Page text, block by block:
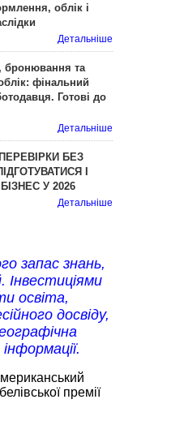
облік і
Детальніше
бронювання та
фінальний
Готові до
Детальніше
БЕЗ
І
У 2026
Детальніше
запас знань,
Інвестиціями
освіта,
досвіду,
премії